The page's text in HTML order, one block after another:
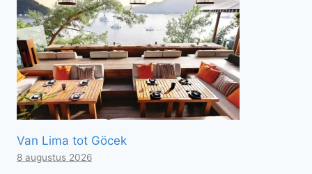
Van Lima tot Göcek
8 augustus 2026